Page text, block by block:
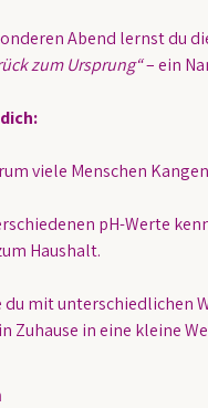
Abend lernst du
zum Ursprung“ – ein
viele Menschen
pH-Werte
Haushalt.
du mit unterschiedlichen
Zuhause in eine kleine